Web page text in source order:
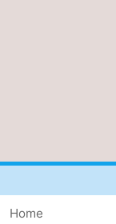
Home